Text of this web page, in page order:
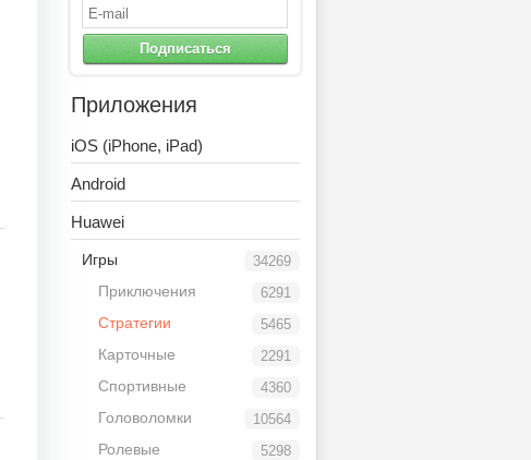
Подписаться
Приложения
iOS (iPhone, iPad)
Android
Huawei
34269
Игры
6291
Приключения
5465
Стратегии
2291
Карточные
4360
Спортивные
10564
Головоломки
5298
Ролевые